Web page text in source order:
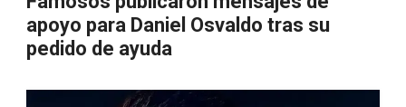
apoyo para Daniel Osvaldo tras su
pedido de ayuda